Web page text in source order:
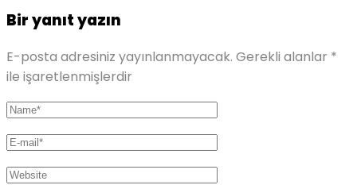
Bir yanıt yazın
E-posta adresiniz yayınlanmayacak. Gerekli alanlar *
ile işaretlenmişlerdir